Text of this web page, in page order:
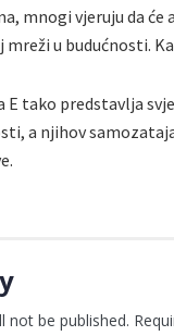
mnogi vjeruju da
u budućnosti.
E tako predstavlja
a njihov
not be published.